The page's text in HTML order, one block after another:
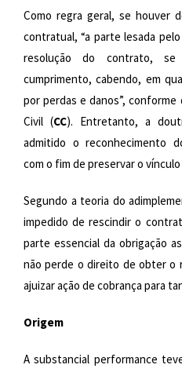
Como regra geral, se houver
contratual, “a parte lesada
resolução do contrato,
cumprimento, cabendo, em
por perdas e danos”,
Civil (CC). Entretanto, a
admitido o reconhecimento
com o fim de preservar o
Segundo a teoria do
impedido de rescindir o
parte essencial da obrigação
não perde o direito de obter o
ajuizar ação de cobrança para
Origem
A substancial performance